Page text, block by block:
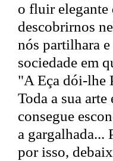
o fluir elegante
descobrirnos
nós partilhara
sociedade em
"A Eça dói-lhe
Toda a sua
consegue
a gargalhada...
por isso,